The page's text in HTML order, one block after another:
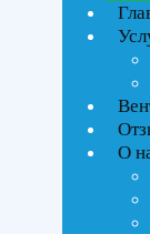
О
Текстовый поиск